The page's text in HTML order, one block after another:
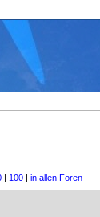
| 100 | in allen Foren